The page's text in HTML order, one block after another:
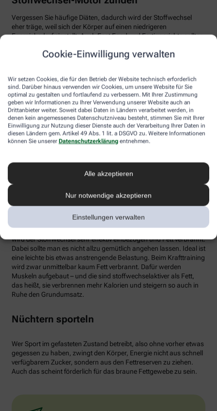
Cookie-Einwilligung verwalten
Wir setzen Cookies, die für den Betrieb der Website technisch erforderlich
sind. Darüber hinaus verwenden wir Cookies, um unsere Website für Sie
optimal zu gestalten und fortlaufend zu verbessern. Mit Ihrer Zustimmung
geben wir Informationen zu Ihrer Verwendung unserer Website auch an
Drittanbieter weiter. Soweit dabei Daten in Ländern verarbeitet werden, in
denen kein angemessenes Datenschutzniveau besteht, stimmen Sie mit Ihrer
Einwilligung zur Nutzung dieser Dienste auch der Verarbeitung Ihrer Daten in
diesen Ländern gem. Artikel 49 Abs. 1 lit. a DSGVO zu. Weitere Informationen
können Sie unserer Datenschutzerklärung entnehmen.
Alle akzeptieren
Nur notwendige akzeptieren
Einstellungen verwalten
Vergessen Sie häufige Diäten, dadurch wird der Stoffwechsel
eher träge, weil sich der Körper auf einen niedrigeren
Energiebedarf einstellt. Auch Fast Food und Fertiggerichte sollten
Körper bei der Verarbeitung von hochverarbeiteten Lebensmitteln
Tim Hollstein rät zu einer proteinreichen Ernährung (Vorsicht bei
Vorerkrankungen wie Nierenleiden!). Denn Proteine sind nicht nur
gut für den Muskelaufbau, der Körper benötigt auch viel Energie,
um Eiweiß abzubauen. Das regt den Stoffwechsel an. Proteine
stecken vor allem in magerem Fleisch, Fisch und Milchprodukten
wie Quark und Skyr. Auch sogenannte thermogene Lebensmittel
wie Chilis oder Ingwer können das braune Fettgewebe aktivieren
und den Energieverbrauch erhöhen.
In Bewegung kommen
Der richtige Mix macht’s
von weißen Fettzellen in braunes Fett begünstigen und dessen
Aktivität erhöhen. Ab circa 30 Minuten Joggen oder Radfahren
wird der Stoffwechsel sehr effektiv einbezogen und Fett verbrannt.
Dabei sollte man es nicht allzu gemütlich angehen lassen. Ideal ist
eine leichte bis etwas anstrengende Belastung. Beim Krafttraining
wird zwar unmittelbar kaum Fett verbrannt. Dafür werden
Muskeln aufgebaut – und die sind stoffwechselaktiver als Fett,
das heißt, sie verbrennen mehr Kalorien und steigern so auch in
Ruhe den Grundumsatz.
Nüchtern sporteln
Wer Sport im gefasteten Zustand betreibt, also ohne vorher etwas
gegessen zu haben, zwingt den Körper, Energie nicht aus schnell
verfügbarem Zucker, sondern aus den Fettreserven zu ziehen.
Auch das scheint förderlich für das braune Fettgewebe zu sein.